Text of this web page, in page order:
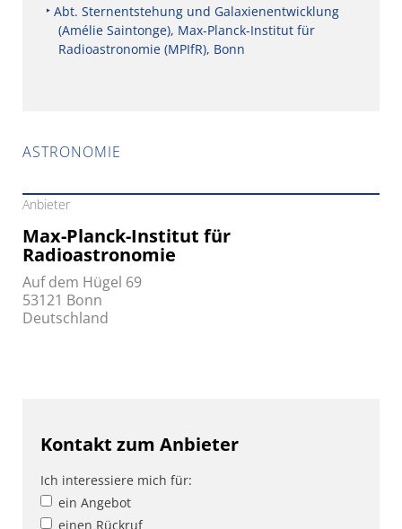
Abt. Sternentstehung und Galaxienentwicklung
(Amélie Saintonge), Max-Planck-Institut für
Radioastronomie (MPIfR), Bonn
ASTRONOMIE
Anbieter
Max-Planck-Institut für
Radioastronomie
Auf dem Hügel 69
53121 Bonn
Deutschland
Kontakt zum Anbieter
Ich interessiere mich für:
ein Angebot
einen Rückruf